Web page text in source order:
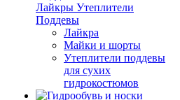
Лайкры Утеплители
Поддевы
Лайкра
Майки и шорты
Утеплители поддевы
для сухих
гидрокостюмов